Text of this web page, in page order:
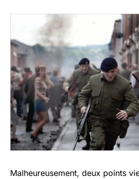
Malheureusement, deux points